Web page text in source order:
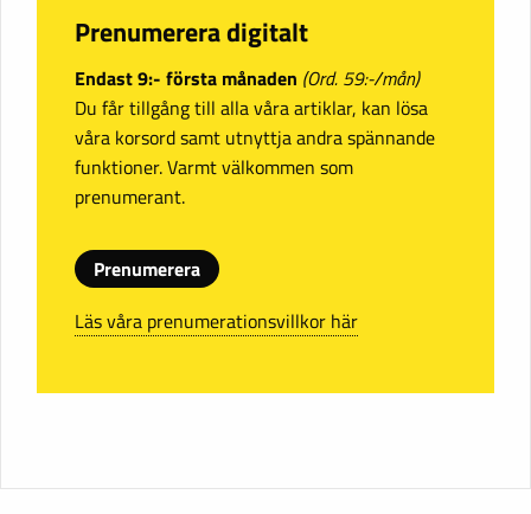
Prenumerera digitalt
Endast 9:- första månaden (Ord. 59:-/mån)
Du får tillgång till alla våra artiklar, kan lösa
våra korsord samt utnyttja andra spännande
funktioner. Varmt välkommen som
prenumerant.
Prenumerera
Läs våra prenumerationsvillkor här